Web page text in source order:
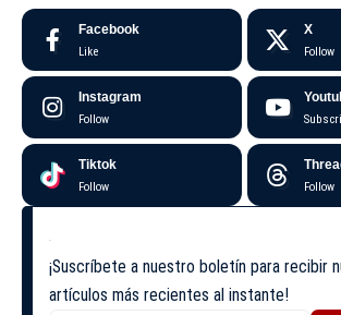
Facebook
Like
X
Follow
Instagram
Follow
Tiktok
Follow Follow
¡Suscríbete a nuestro boletín para recibir
artículos más recientes al instante!